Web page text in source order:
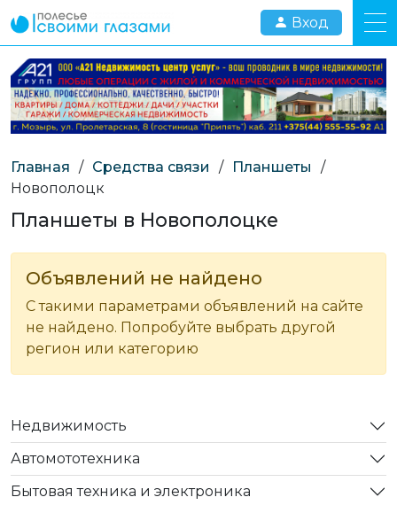
Вход
Главная / Средства связи / Планшеты
/
Новополоцк
Планшеты в Новополоцке
Объявлений не найдено
С такими параметрами объявлений на сайте
не найдено. Попробуйте выбрать другой
регион или категорию
Недвижимость
Автомототехника
Бытовая техника и электроника